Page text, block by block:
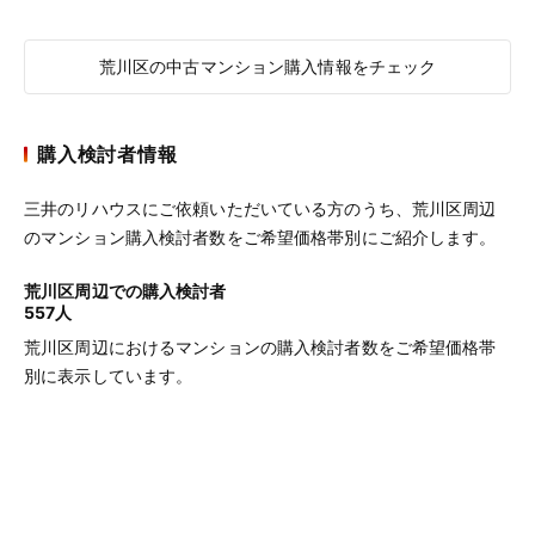
荒川区の中古マンション購入情報をチェック
購入検討者情報
三井のリハウスにご依頼いただいている方のうち、荒川区周辺
のマンション購入検討者数をご希望価格帯別にご紹介します。
荒川区周辺での購入検討者
557人
荒川区周辺におけるマンションの購入検討者数をご希望価格帯
別に表示しています。